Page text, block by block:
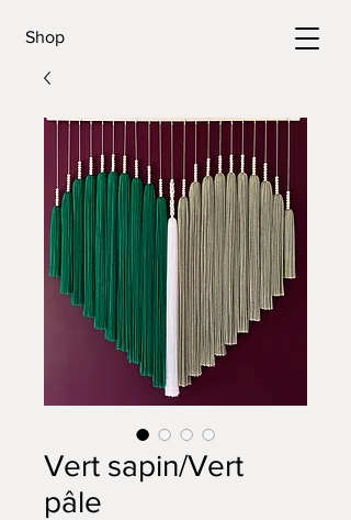
Shop
Vert sapin/Vert
pâle